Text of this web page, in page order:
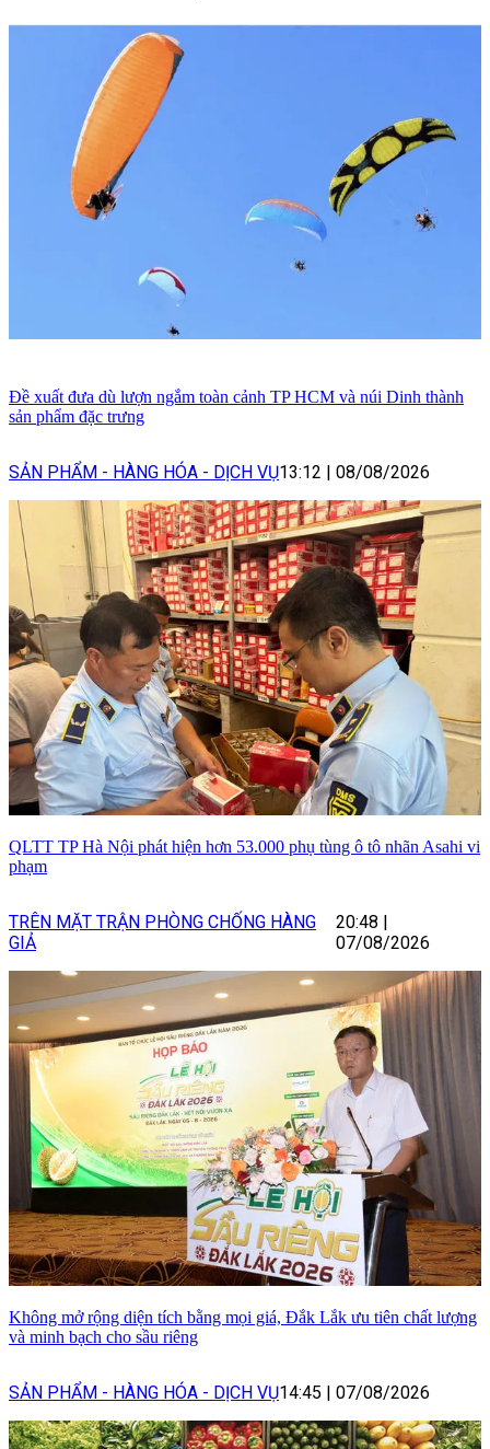
Đề xuất đưa dù lượn ngắm toàn cảnh TP HCM và núi Dinh thành
sản phẩm đặc trưng
SẢN PHẨM - HÀNG HÓA - DỊCH VỤ13:12 08/08/2026
QLTT TP Hà Nội phát hiện hơn 53.000 phụ tùng ô tô nhãn Asahi vi
phạm
TRÊN MẶT TRẬN PHÒNG CHỐNG HÀNG
GIẢ
20:48
07/08/2026
Không mở rộng diện tích bằng mọi giá, Đắk Lắk ưu tiên chất lượng
và minh bạch cho sầu riêng
SẢN PHẨM - HÀNG HÓA - DỊCH VỤ14:45 07/08/2026